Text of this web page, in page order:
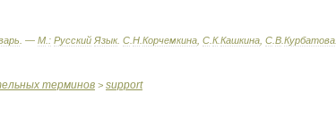
. — М : Русский Язык. С Н Корчемкина С К.Кашкина С В Курбатова
терминов > support